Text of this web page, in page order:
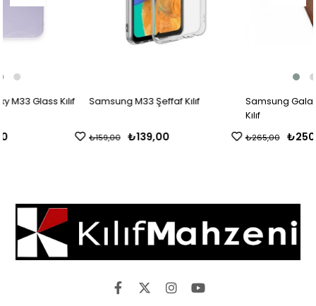
Samsung M33 Şeffaf Kılıf
₺139,00
Samsung Galaxy M33 Loop
₺250,00